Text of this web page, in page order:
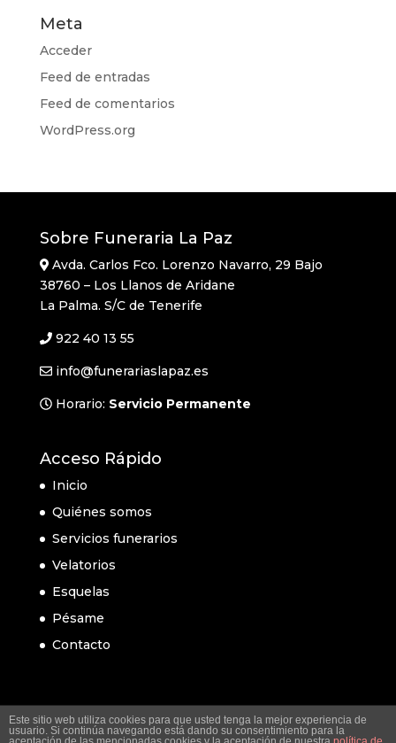
Meta
Acceder
Feed de entradas
Feed de comentarios
WordPress.org
Sobre Funeraria La Paz
Avda. Carlos Fco. Lorenzo Navarro, 29 Bajo
38760 – Los Llanos de Aridane
La Palma. S/C de Tenerife
922 40 13 55
info@funerariaslapaz.es
Horario: Servicio Permanente
Acceso Rápido
Inicio
Quiénes somos
Servicios funerarios
Velatorios
Esquelas
Pésame
Contacto
Este sitio web utiliza cookies para que usted tenga la mejor experiencia de
usuario. Si continúa navegando está dando su consentimiento para la